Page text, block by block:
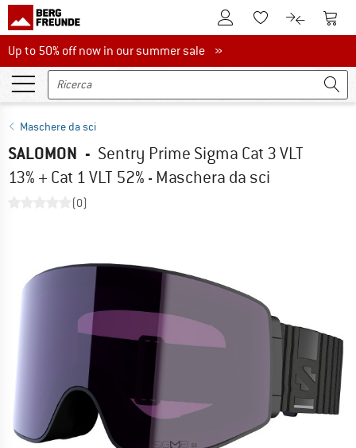
Al conto clienteAlla lista
Al Al
Up to 50% off now in our summer sale
Up to 50% off now in our summer sale »
Maschere da sci
SALOMON - Sentry Prime Sigma Cat 3 VLT
13% + Cat 1 VLT 52% - Maschera da sci
(0)